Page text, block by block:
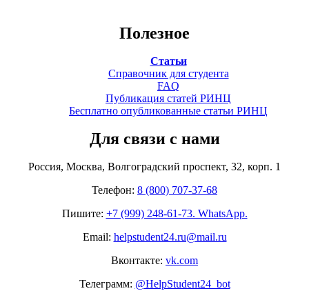
Полезное
Статьи
Справочник для студента
FAQ
Публикация статей РИНЦ
Бесплатно опубликованные статьи РИНЦ
Для связи с нами
Россия, Москва, Волгоградский проспект, 32, корп. 1
Телефон: 8 (800) 707-37-68
Пишите: +7 (999) 248-61-73. WhatsApp.
Email: helpstudent24.ru@mail.ru
Вконтакте: vk.com
Телеграмм: @HelpStudent24_bot